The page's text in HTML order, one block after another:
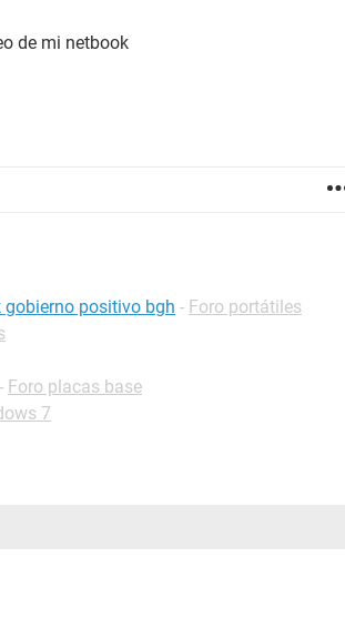
de mi netbook
positivo bgh - Foro portátiles
- Foro placas base
7